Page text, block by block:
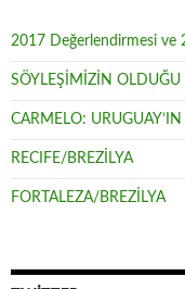
2017 Değerlendirmesi ve
SÖYLEŞİMİZİN OLDUĞU
CARMELO: URUGUAY’IN
RECIFE/BREZİLYA
FORTALEZA/BREZİLYA